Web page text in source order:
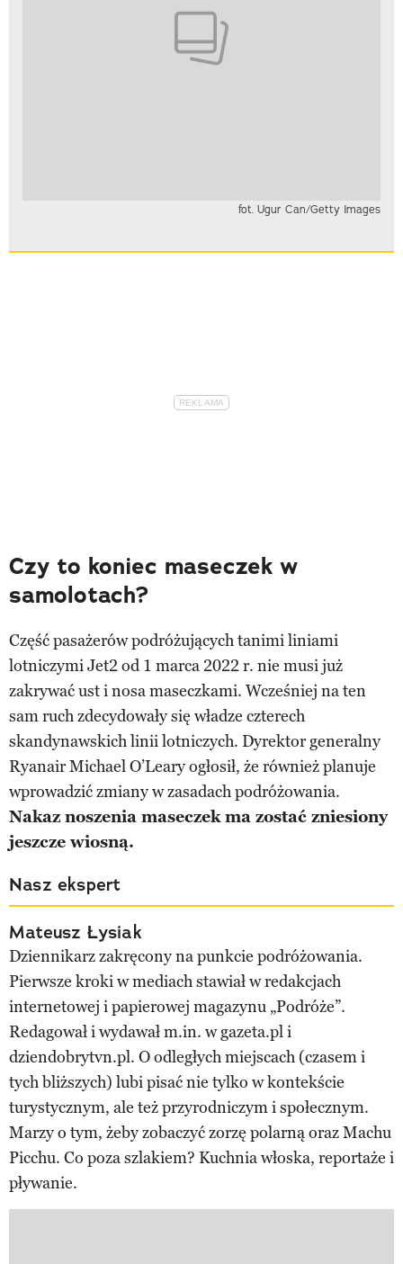
fot. Ugur Can/Getty Images
Czy to koniec maseczek w
samolotach?
Część pasażerów podróżujących tanimi liniami
lotniczymi Jet2 od 1 marca 2022 r. nie musi już
zakrywać ust i nosa maseczkami. Wcześniej na ten
sam ruch zdecydowały się władze czterech
skandynawskich linii lotniczych. Dyrektor generalny
Ryanair Michael O’Leary ogłosił, że również planuje
wprowadzić zmiany w zasadach podróżowania.
Nakaz noszenia maseczek ma zostać zniesiony
jeszcze wiosną.
Nasz ekspert
Mateusz Łysiak
Dziennikarz zakręcony na punkcie podróżowania.
Pierwsze kroki w mediach stawiał w redakcjach
internetowej i papierowej magazynu „Podróże”.
Redagował i wydawał m.in. w gazeta.pl i
dziendobrytvn.pl. O odległych miejscach (czasem i
tych bliższych) lubi pisać nie tylko w kontekście
turystycznym, ale też przyrodniczym i społecznym.
Marzy o tym, żeby zobaczyć zorzę polarną oraz Machu
Picchu. Co poza szlakiem? Kuchnia włoska, reportaże i
pływanie.